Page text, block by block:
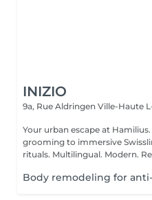
INIZIO
9a, Rue Aldringen Ville-Haute L-
Your urban escape at
grooming to immersive
rituals. Multilingual. Modern.
Body remodeling for